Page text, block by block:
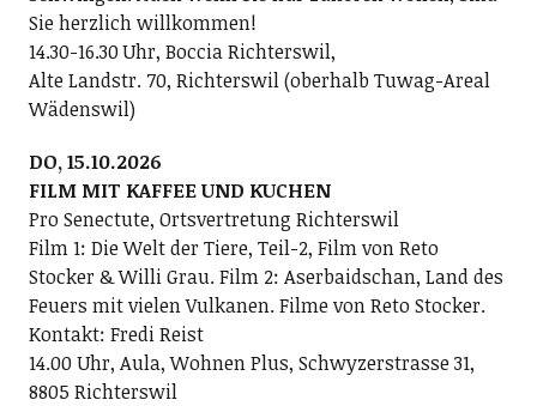
Sie herzlich willkommen!
14.30-16.30 Uhr, Boccia Richterswil,
Alte Landstr. 70, Richterswil (oberhalb Tuwag-Areal
Wädenswil)
DO, 15.10.2026
FILM MIT KAFFEE UND KUCHEN
Pro Senectute, Ortsvertretung Richterswil
Film 1: Die Welt der Tiere, Teil-2, Film von Reto
Stocker & Willi Grau. Film 2: Aserbaidschan, Land des
Feuers mit vielen Vulkanen. Filme von Reto Stocker.
Kontakt: Fredi Reist
14.00 Uhr, Aula, Wohnen Plus, Schwyzerstrasse 31,
8805 Richterswil